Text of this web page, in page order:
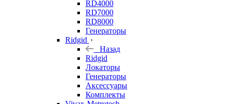
RD4000
RD7000
RD8000
Генераторы
Ridgid
Назад
Ridgid
Локаторы
Генераторы
Аксессуары
Комплекты